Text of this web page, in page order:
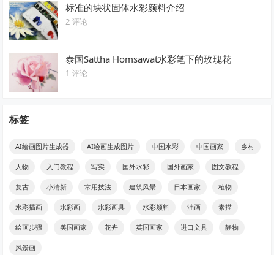
标准的块状固体水彩颜料介绍
2 评论
泰国Sattha Homsawat水彩笔下的玫瑰花
1 评论
标签
AI绘画图片生成器 AI绘画生成图片 中国水彩 中国画家 乡村
人物 入门教程 写实 国外水彩 国外画家 图文教程
复古 小清新 常用技法 建筑风景 日本画家 植物
水彩插画 水彩画 水彩画具 水彩颜料 油画 素描
绘画步骤 美国画家 花卉 英国画家 进口文具 静物
风景画